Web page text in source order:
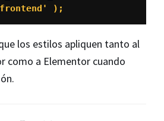
);
los estilos apliquen tanto al
como a Elementor cuando